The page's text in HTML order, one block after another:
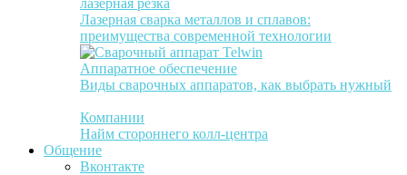
лазерная резка
Лазерная сварка металлов и сплавов:
преимущества современной технологии
Аппаратное обеспечение
Виды сварочных аппаратов, как выбрать нужный
Компании
Найм стороннего колл-центра
Общение
Вконтакте